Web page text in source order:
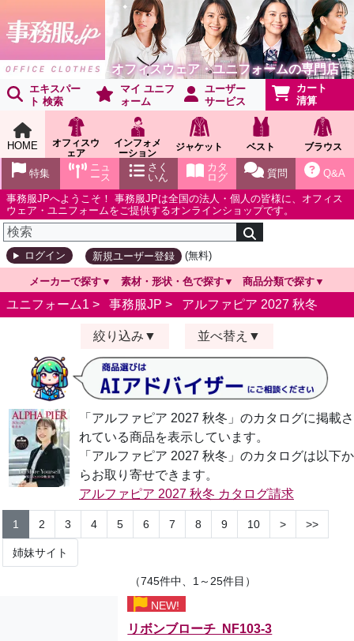
オフィスウェア・ユニフォームの専門店
エキスパー
ト 検索
マイ ユニフ
ォーム
ユーザー
サービス
カート
清算
HOME
オフィスウ
ェア
インフォメ
ーション
ショールー
ム
ジャケット ベスト ブラウス
Q&A
質問
カタ
ログ
さく
いん
ニュ
ース
特集
事務服JPへようこそ！ 事務服JPは全国の法人・個人の皆様に、オフィス
ウェア・ユニフォームをご提供するオンラインショップです。
ログイン 新規ユーザー登録 (無料)
メーカーで探す 素材・形状・色で探す 商品分類で探す
ユニフォーム1 > 事務服JP > アルファピア 2027 秋冬
絞り込み 並べ替え
「アルファピア 2027 秋冬」のカタログに掲載さ
れている商品を表示しています。
「アルファピア 2027 秋冬」のカタログは以下か
らお取り寄せできます。
アルファピア 2027 秋冬 カタログ請求
1 2 3 4 5 6 7 8 9 10 > >>
姉妹サイト
（745件中、1～25件目）
NEW!
リボンブローチ NF103-3